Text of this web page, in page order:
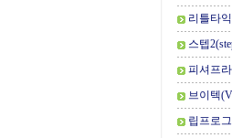
리틀타
스텝
피셔프
브이텍
립프로그